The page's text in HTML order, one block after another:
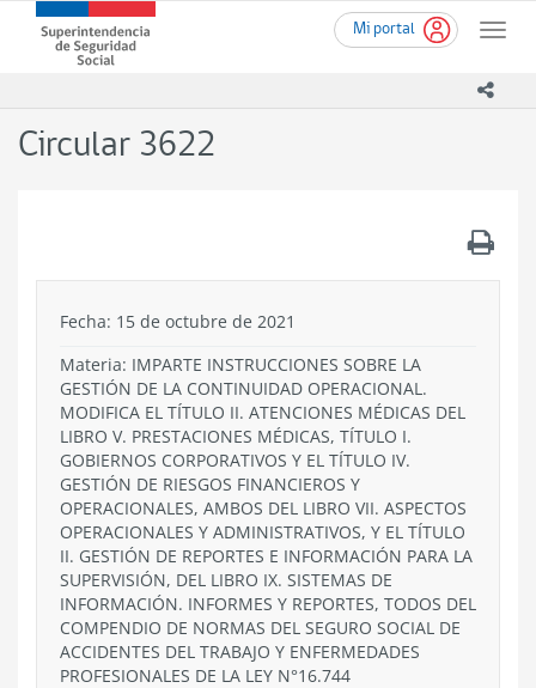
contenido
Mi portal
Toggle
Superintendencia
de
-
Circular 3622
Fecha: 15 de octubre de 2021
Materia: IMPARTE INSTRUCCIONES SOBRE LA
GESTIÓN DE LA CONTINUIDAD OPERACIONAL.
MODIFICA EL TÍTULO II. ATENCIONES MÉDICAS DEL
LIBRO V. PRESTACIONES MÉDICAS, TÍTULO I.
GOBIERNOS CORPORATIVOS Y EL TÍTULO IV.
GESTIÓN DE RIESGOS FINANCIEROS Y
OPERACIONALES, AMBOS DEL LIBRO VII. ASPECTOS
OPERACIONALES Y ADMINISTRATIVOS, Y EL TÍTULO
II. GESTIÓN DE REPORTES E INFORMACIÓN PARA LA
SUPERVISIÓN, DEL LIBRO IX. SISTEMAS DE
INFORMACIÓN. INFORMES Y REPORTES, TODOS DEL
COMPENDIO DE NORMAS DEL SEGURO SOCIAL DE
ACCIDENTES DEL TRABAJO Y ENFERMEDADES
PROFESIONALES DE LA LEY N°16.744